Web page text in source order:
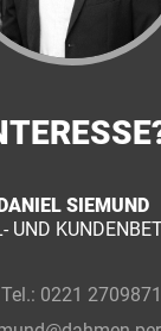
SIEMUND
UND
Tel.: 0221